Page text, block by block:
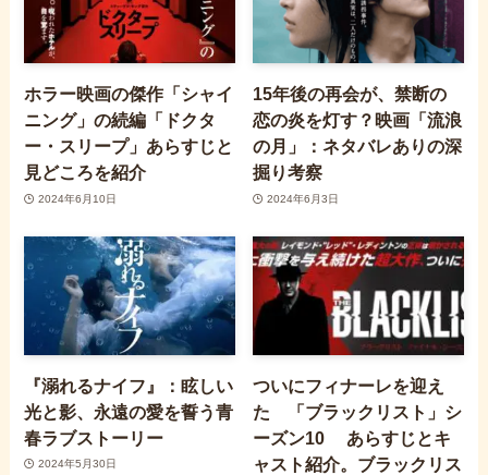
ホラー映画の傑作「シャイ
ニング」の続編「ドクタ
ー・スリープ」あらすじと
見どころを紹介
2024年6月10日
15年後の再会が、禁断の
恋の炎を灯す？映画「流浪
の月」：ネタバレありの深
掘り考察
2024年6月3日
『溺れるナイフ』：眩しい
光と影、永遠の愛を誓う青
春ラブストーリー
2024年5月30日
ついにフィナーレを迎え
た 「ブラックリスト」シ
ーズン10 あらすじとキ
ャスト紹介。ブラックリス